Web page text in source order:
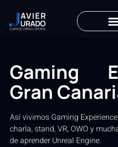
Gaming
Gran
Así vivimos Gaming
charla, stand, VR, OWO y
de aprender Unreal Engine.